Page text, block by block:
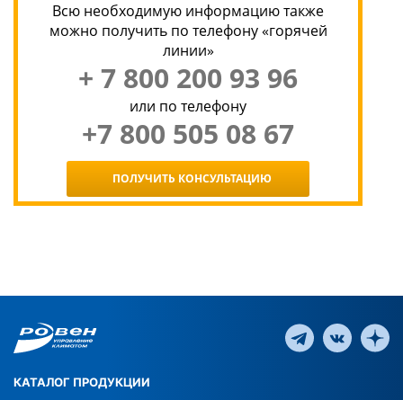
Всю необходимую информацию также
можно получить по телефону «горячей
линии»
+ 7 800 200 93 96
или по телефону
+7 800 505 08 67
ПОЛУЧИТЬ КОНСУЛЬТАЦИЮ
КАТАЛОГ ПРОДУКЦИИ